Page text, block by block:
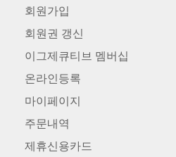
회원가입
회원권 갱신
이그제큐티브 멤버십
온라인등록
마이페이지
주문내역
제휴신용카드